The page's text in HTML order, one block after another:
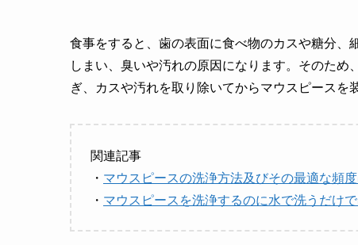
食事をすると、歯の表面に食べ物のカスや糖分
しまい、臭いや汚れの原因になります。そのた
ぎ、カスや汚れを取り除いてからマウスピースを
関連記事
・ マウスピースの洗浄方法及びその最適な頻度
・ マウスピースを洗浄するのに水で洗うだけ